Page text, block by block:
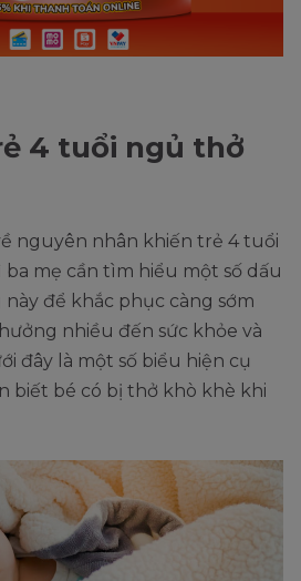
4 tuổi ngủ thở
nguyên nhân khiến trẻ 4 tuổi
mẹ cần tìm hiểu một số dấu
để khắc phục càng sớm
nhiều đến sức khỏe và
đây là một số biểu hiện cụ
biết bé có bị thở khò khè khi